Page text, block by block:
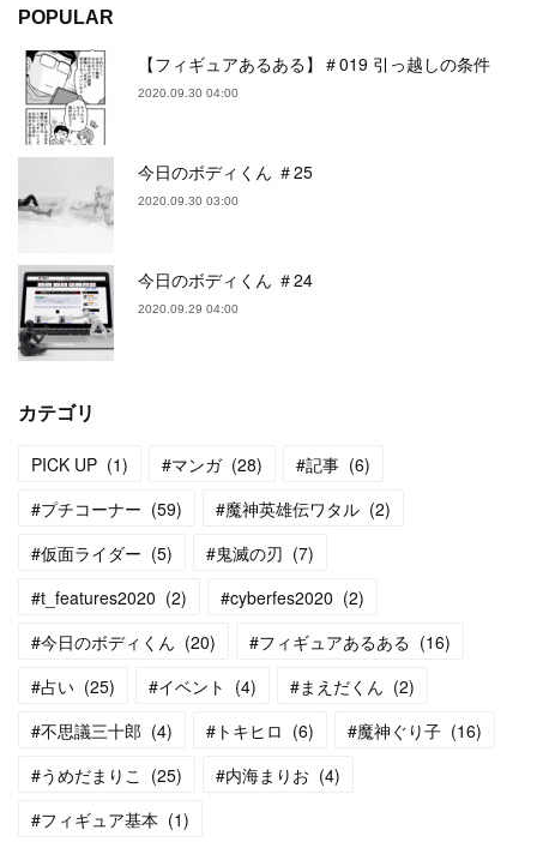
POPULAR
【フィギュアあるある】＃019 引っ越しの条件
2020.09.30 04:00
今日のボディくん ＃25
2020.09.30 03:00
今日のボディくん ＃24
2020.09.29 04:00
カテゴリ
PICK UP (1) #マンガ (28) #記事 (6)
#プチコーナー (59) #魔神英雄伝ワタル (2)
#仮面ライダー (5) #鬼滅の刃 (7)
#t_features2020 (2) #cyberfes2020 (2)
#今日のボディくん (20) #フィギュアあるある (16)
#占い (25) #イベント (4) #まえだくん (2)
#不思議三十郎 (4) #トキヒロ (6) #魔神ぐり子 (16)
#うめだまりこ
(25) #内海まりお (4)
#フィギュア基本 (1)